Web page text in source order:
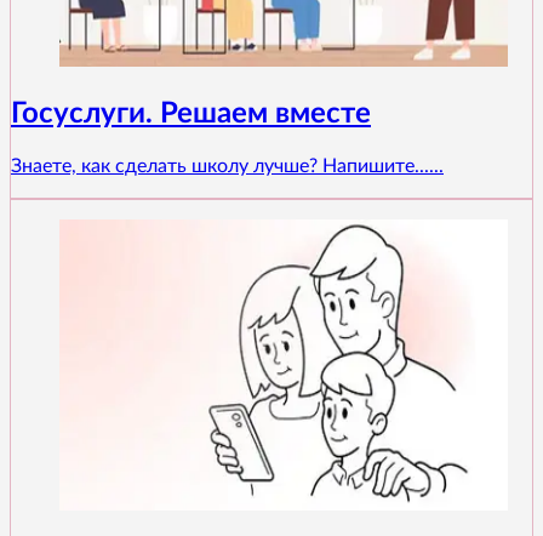
Госуслуги. Решаем вместе
Знаете, как сделать школу лучше? Напишите......